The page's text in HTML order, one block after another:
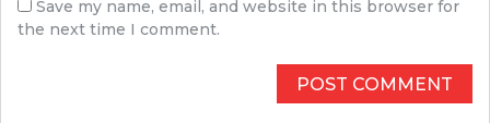
Save my name, email, and website in this browser for
the next time I comment.